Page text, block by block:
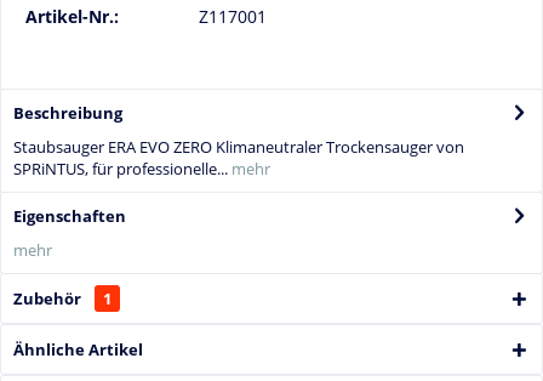
Artikel-Nr.: Z117001
Beschreibung
Staubsauger ERA EVO ZERO Klimaneutraler Trockensauger von
SPRiNTUS, für professionelle... mehr
Eigenschaften
mehr
Zubehör 1
Ähnliche Artikel